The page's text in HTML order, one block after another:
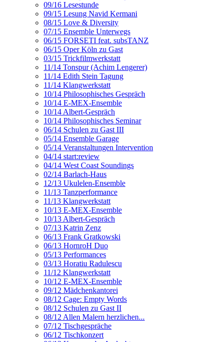
09/16 Lesestunde
09/15 Lesung Navid Kermani
08/15 Love & Diversity
07/15 Ensemble Unterwegs
06/15 FORSETI feat. subsTANZ
06/15 Oper Köln zu Gast
03/15 Trickfilmwerkstatt
11/14 Tonspur (Achim Lengerer)
11/14 Edith Stein Tagung
11/14 Klangwerkstatt
10/14 Philosophisches Gespräch
10/14 E-MEX-Ensemble
10/14 Albert-Gespräch
10/14 Philosophisches Seminar
06/14 Schulen zu Gast III
05/14 Ensemble Garage
05/14 Veranstaltungen Intervention
04/14 start:review
04/14 West Coast Soundings
02/14 Barlach-Haus
12/13 Ukulelen-Ensemble
11/13 Tanzperformance
11/13 Klangwerkstatt
10/13 E-MEX-Ensemble
10/13 Albert-Gespräch
07/13 Katrin Zenz
06/13 Frank Gratkowski
06/13 HornroH Duo
05/13 Performances
03/13 Horatiu Radulescu
11/12 Klangwerkstatt
10/12 E-MEX-Ensemble
09/12 Mädchenkantorei
08/12 Cage: Empty Words
08/12 Schulen zu Gast II
08/12 Allen Malern herzlichen...
07/12 Tischgespräche
06/12 Tischkonzert